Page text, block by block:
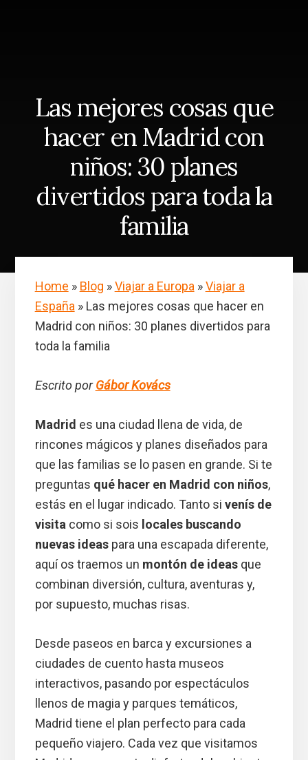
Las mejores cosas que
hacer en Madrid con
niños: 30 planes
divertidos para toda la
familia
Home » Blog »Viajar a Europa»Viajar a
España» Las mejores cosas que hacer en
Madrid con niños: 30 planes divertidos para
toda la familia
Escrito porGábor Kovács
Madrid es una ciudad llena de vida, de
rincones mágicos y planes diseñados para
que las familias se lo pasen en grande. Si te
preguntas qué hacer en Madrid con niños,
estás en el lugar indicado. Tanto si venís de
visitacomo si sois locales buscando
nuevas ideaspara una escapada diferente,
aquí os traemos un montón de ideasque
combinan diversión, cultura, aventuras y,
por supuesto, muchas risas.
Desde paseos en barca y excursiones a
ciudades de cuento hasta museos
interactivos, pasando por espectáculos
llenos de magia y parques temáticos,
Madrid tiene el plan perfecto para cada
pequeño viajero. Cada vez que visitamos